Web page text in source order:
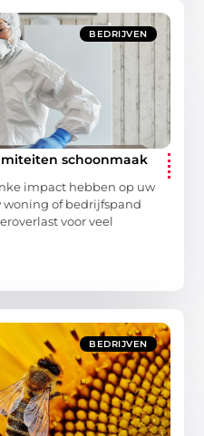
BEDRIJVEN
schoonmaak
impact hebben op uw
woning of bedrijfspand
voor veel
BEDRIJVEN